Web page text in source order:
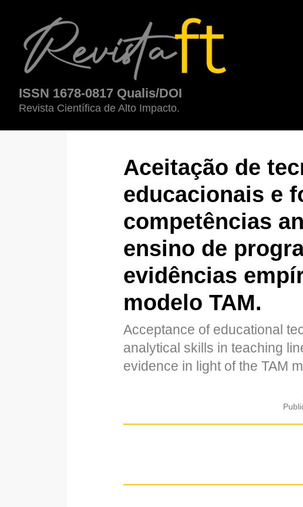
Aceitação de tecnologias educacionais e formação de competências
ISSN 1678-0817 Qualis/DOI
Revista Científica de Alto Impacto.
Aceitação de
educacionais e
competências
ensino de
evidências
modelo TAM.
Acceptance of educational
analytical skills in teaching
evidence in light of the TAM